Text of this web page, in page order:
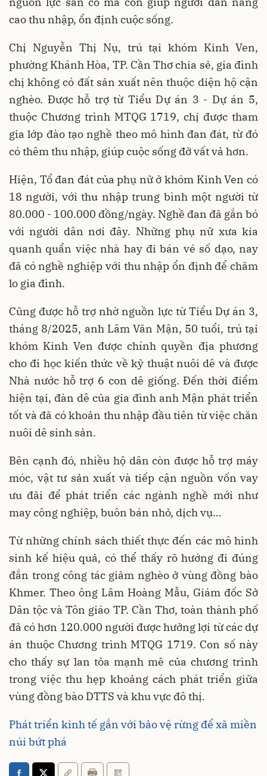
cao thu nhập, ổn định cuộc sống.
Chị Nguyễn Thị Nụ, trú tại khóm Kinh Ven,
phường Khánh Hòa, TP. Cần Thơ chia sẻ, gia đình
chị không có đất sản xuất nên thuộc diện hộ cận
nghèo. Được hỗ trợ từ Tiểu Dự án 3 - Dự án 5,
thuộc Chương trình MTQG 1719, chị được tham
gia lớp đào tạo nghề theo mô hình đan đát, từ đó
có thêm thu nhập, giúp cuộc sống đỡ vất vả hơn.
Hiện, Tổ đan đát của phụ nữ ở khóm Kinh Ven có
18 người, với thu nhập trung bình một người từ
80.000 - 100.000 đồng/ngày. Nghề đan đã gắn bó
với người dân nơi đây. Những phụ nữ xưa kia
quanh quẩn việc nhà hay đi bán vé số dạo, nay
đã có nghề nghiệp với thu nhập ổn định để chăm
lo gia đình.
Cũng được hỗ trợ nhờ nguồn lực từ Tiểu Dự án 3,
tháng 8/2025, anh Lâm Văn Mận, 50 tuổi, trú tại
khóm Kinh Ven được chính quyền địa phương
cho đi học kiến thức về kỹ thuật nuôi dê và được
Nhà nước hỗ trợ 6 con dê giống. Đến thời điểm
hiện tại, đàn dê của gia đình anh Mận phát triển
tốt và đã có khoản thu nhập đầu tiên từ việc chăn
nuôi dê sinh sản.
Bên cạnh đó, nhiều hộ dân còn được hỗ trợ máy
móc, vật tư sản xuất và tiếp cận nguồn vốn vay
ưu đãi để phát triển các ngành nghề mới như
may công nghiệp, buôn bán nhỏ, dịch vụ…
Từ những chính sách thiết thực đến các mô hình
sinh kế hiệu quả, có thể thấy rõ hướng đi đúng
đắn trong công tác giảm nghèo ở vùng đồng bào
Khmer. Theo ông Lâm Hoàng Mẫu, Giám đốc Sở
Dân tộc và Tôn giáo TP. Cần Thơ, toàn thành phố
đã có hơn 120.000 người được hưởng lợi từ các dự
án thuộc Chương trình MTQG 1719. Con số này
cho thấy sự lan tỏa mạnh mẽ của chương trình
trong việc thu hẹp khoảng cách phát triển giữa
vùng đồng bào DTTS và khu vực đô thị.
Phát triển kinh tế gắn với bảo vệ rừng để xã miền
núi bứt phá